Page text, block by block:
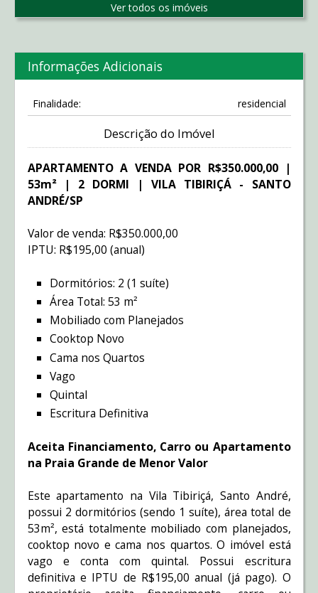
Ver todos os imóveis
Informações Adicionais
Finalidade: residencial
Descrição do Imóvel
APARTAMENTO A VENDA POR R$350.000,00 |
53m² | 2 DORMI | VILA TIBIRIÇÁ - SANTO
ANDRÉ/SP
Valor de venda: R$350.000,00
IPTU: R$195,00 (anual)
Dormitórios: 2 (1 suíte)
Área Total: 53 m²
Mobiliado com Planejados
Cooktop Novo
Cama nos Quartos
Vago
Quintal
Escritura Definitiva
Aceita Financiamento, Carro ou Apartamento
na Praia Grande de Menor Valor
Este apartamento na Vila Tibiriçá, Santo André,
possui 2 dormitórios (sendo 1 suíte), área total de
53m², está totalmente mobiliado com planejados,
cooktop novo e cama nos quartos. O imóvel está
vago e conta com quintal. Possui escritura
definitiva e IPTU de R$195,00 anual (já pago). O